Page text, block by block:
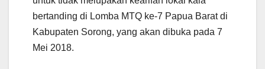
bertanding di Lomba MTQ ke-7 Papua Barat di
Kabupaten Sorong, yang akan dibuka pada 7
Mei 2018.